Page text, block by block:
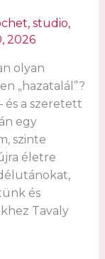
, studio,
2026
olyan
„hazatalál”?
és a szeretett
egy
szinte
életre
és
Tavaly